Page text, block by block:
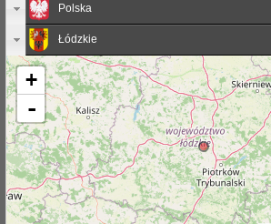
o
n
y
Polska
Łódzkie
+
-